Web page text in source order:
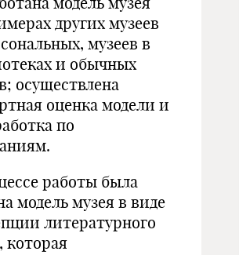
других музеев
музеев в
и обычных
осуществлена
оценка модели и
по
работы была
модель музея в виде
литературного
которая